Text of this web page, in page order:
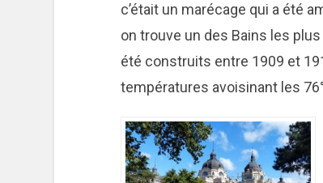
c’était un marécage qui a été
on trouve un des Bains les
été construits entre 1909 et
températures avoisinant les